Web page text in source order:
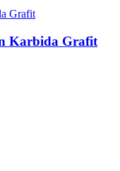
Karbida Grafit